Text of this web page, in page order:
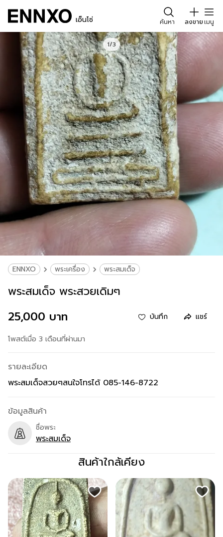
เอ็นโซ่ ค้นหา ลงขายเมนู
1/3
ENNXO พระเครื่อง พระสมเด็จ
พระสมเด็จ พระสวยเดิมๆ
25,000 บาท
บันทึก แชร์
โพสต์เมื่อ 3 เดือนที่ผ่านมา
รายละเอียด
พระสมเด็จสวยๆสนใจโทรได้ 085-146-8722
ข้อมูลสินค้า
ชื่อพระ
พระสมเด็จ
สินค้าใกล้เคียง